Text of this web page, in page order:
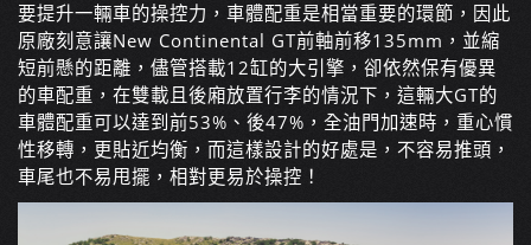
要提升一輛車的操控力，車體配重是相當重要的環節，因此
原廠刻意讓New Continental GT前軸前移135mm，並縮
短前懸的距離，儘管搭載12缸的大引擎，卻依然保有優異
的車配重，在雙載且後廂放置行李的情況下，這輛大GT的
車體配重可以達到前53%、後47%，全油門加速時，重心慣
性移轉，更貼近均衡，而這樣設計的好處是，不容易推頭，
車尾也不易甩擺，相對更易於操控！